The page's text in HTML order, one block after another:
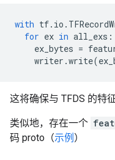
with tf. io .
for ex in all_exs :
ex_bytes =
writer .write(
这将确保与 TFDS 的特
类似地，存在一个
码 proto（示例 ）